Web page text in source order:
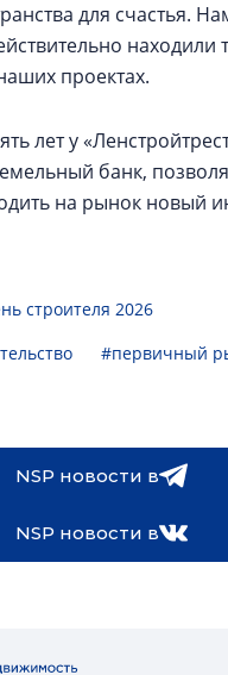
для счастья.
находили
проектах.
лет у
банк,
на рынок новый
строителя 2026
#первичный
NSP новости в
NSP новости в